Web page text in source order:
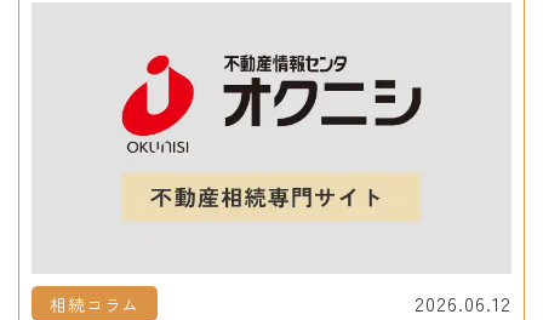
相続コラム
2026.06.12